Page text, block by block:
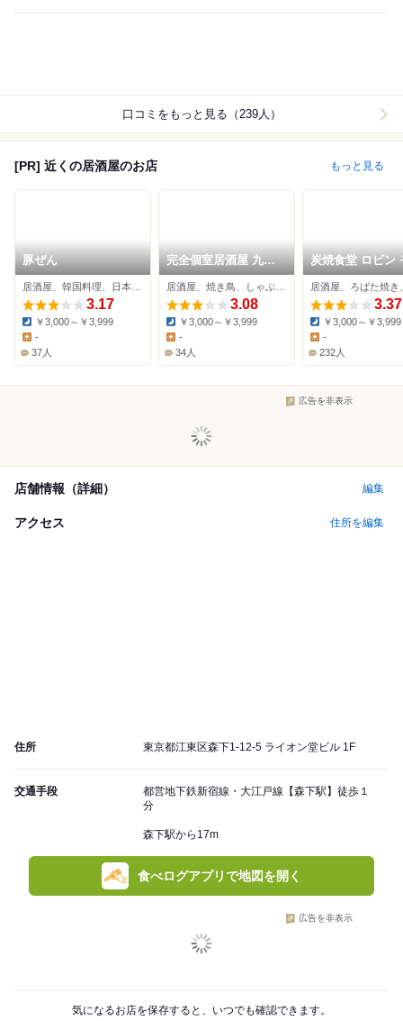
口コミをもっと見る（239人）
[PR] 近くの居酒屋のお店 もっと見る
豚ぜん
3.17
Dinner:
￥3,000～￥3,999
Lunch:
-
37人
完全個室居酒屋 九州
さつき 錦糸町店
3.08
Dinner:
￥3,000～￥3,999
Lunch:
-
34人
炭焼食堂 ロビン
2 錦糸町
3.37
Dinner:
￥3,000～￥3,999
-
232人
広告を非表示
店舗情報（詳細） 編集
アクセス 住所を編集
住所 東京都江東区森下1-12-5 ライオン堂ビル 1F
交通手段
都営地下鉄新宿線・大江戸線【森下駅】徒歩１
分
森下駅から17m
食べログアプリで地図を開く
広告を非表示
気になるお店を保存すると、いつでも確認できます。